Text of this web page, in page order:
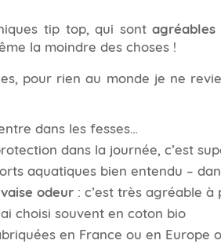
tip top, qui sont
la moindre des choses !
pour rien au monde je ne
dans les fesses…
dans la journée, c’est
aquatiques bien entendu –
odeur: c’est très agréable à
choisi souvent en coton bio
en France ou en Europe